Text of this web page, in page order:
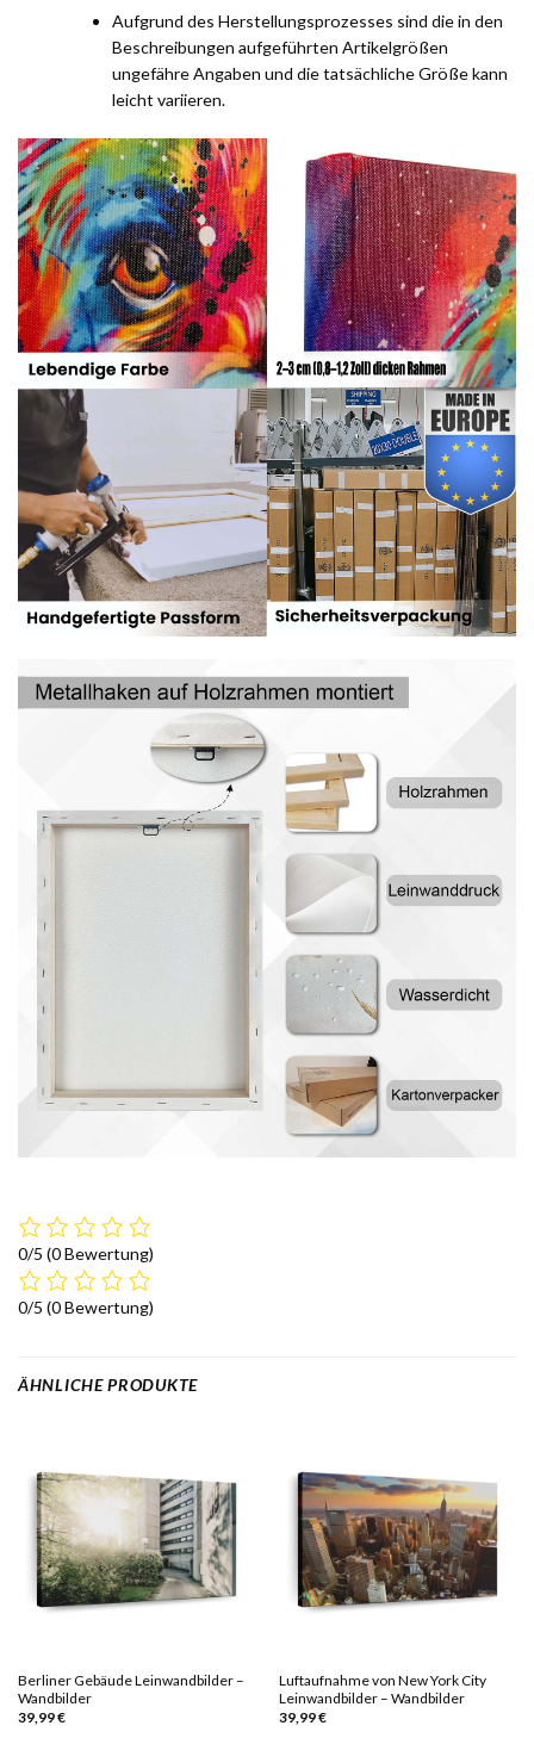
Aufgrund des Herstellungsprozesses sind die in den
Beschreibungen aufgeführten Artikelgrößen
ungefähre Angaben und die tatsächliche Größe kann
leicht variieren.
0/5 (0 Bewertung)
0/5 (0 Bewertung)
ÄHNLICHE PRODUKTE
Berliner Gebäude Leinwandbilder –
Wandbilder
39,99€
Luftaufnahme von New York City
Leinwandbilder – Wandbilder
39,99€